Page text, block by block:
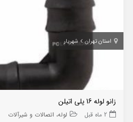
استان تهران شهریار
زانو لوله 16 پلی اتیلن
2 ماه قبل لوله، اتصالات و شیرآلات